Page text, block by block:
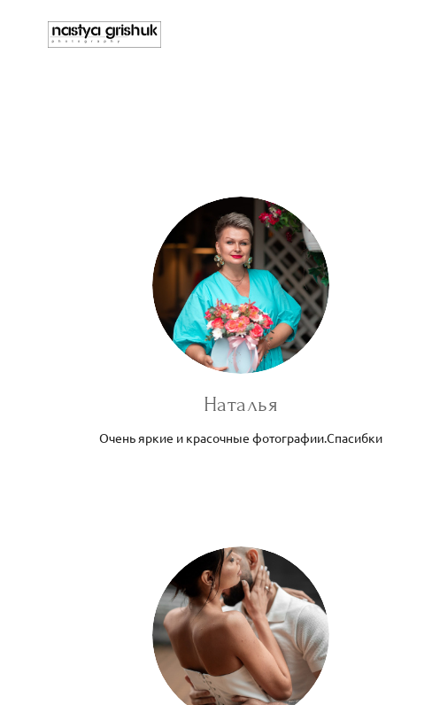
Наталья
Очень яркие и красочные фотографии.Спасибки